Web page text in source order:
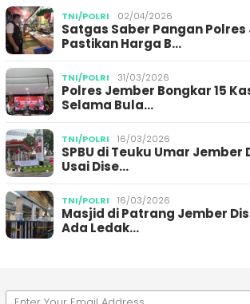
TNI/POLRI 02/04/2026
Satgas Saber Pangan
Pastikan Harga B…
TNI/POLRI 31/03/2026
Polres Jember Bongkar 15
Selama Bula…
TNI/POLRI 16/03/2026
SPBU di Teuku Umar
Usai Dise…
TNI/POLRI 16/03/2026
Masjid di Patrang Jember
Ada Ledak…